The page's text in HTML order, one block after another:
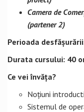
Camera de
(partener 2)
Perioada
Durata cursului: 40
Ce vei învăța?
Noțiuni
Sistemul de